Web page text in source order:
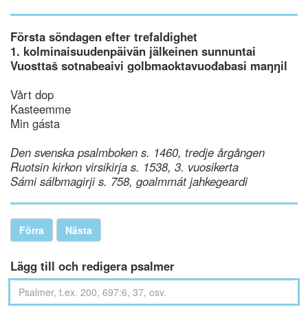
Första söndagen efter trefaldighet
1. kolminaisuudenpäivän jälkeinen sunnuntai
Vuosttaš sotnabeaivi golbmaoktavuođabasi maŋŋil
Vårt dop
Kasteemme
Min gásta
Den svenska psalmboken s. 1460, tredje årgången
Ruotsin kirkon virsikirja s. 1538, 3. vuosikerta
Sámi sálbmagirji s. 758, goalmmát jahkegeardi
Förra Nästa
Lägg till och redigera psalmer